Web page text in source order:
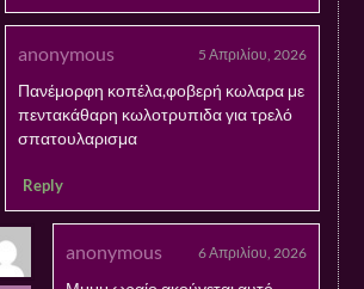
anonymous 5 Απριλίου, 2026
Πανέμορφη κοπέλα,φοβερή κωλαρα με
πεντακάθαρη κωλοτρυπιδα για τρελό
σπατουλαρισμα
Reply
anonymous 6 Απριλίου, 2026